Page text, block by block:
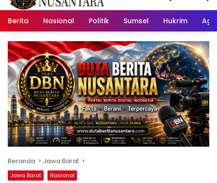
Berita Nasional Politik Sumsel Hukrim
Beranda Jawa Barat
Jawa Barat Nasional